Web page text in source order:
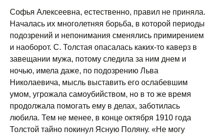
Софья Алексеевна, естественно, правил не приняла.
Началась их многолетняя борьба, в которой периоды
подозрений и непонимания сменялись примирением
и наоборот. С. Толстая опасалась каких-то каверз в
завещании мужа, потому следила за ним днем и
ночью, имела даже, по подозрению Льва
Николаевича, мысль выставить его ослабевшим
умом, угрожала самоубийством, но в то же время
продолжала помогать ему в делах, заботилась
любила. Тем не менее, в конце октября 1910 года
Толстой тайно покинул Ясную Поляну. «Не могу